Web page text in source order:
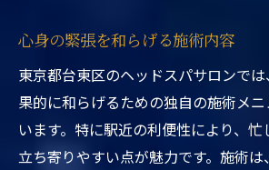
心身の緊張を和らげる施術内容
東京都台東区のヘッドスパサロンで
果的に和らげるための独自の施術メ
います。特に駅近の利便性により、
立ち寄りやすい点が魅力です。施術